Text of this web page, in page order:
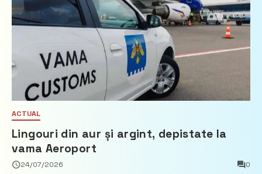
ACTUAL
Lingouri din aur și argint, depistate la
vama Aeroport
24/07/2026 0